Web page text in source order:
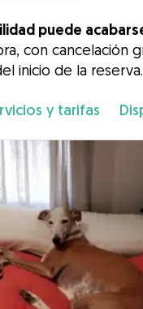
puede
con cancelación
inicio de la reserva.
y tarifas